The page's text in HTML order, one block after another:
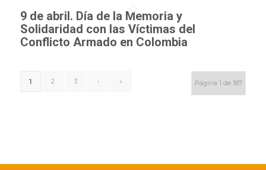
9 de abril. Día de la Memoria y
Solidaridad con las Víctimas del
Conflicto Armado en Colombia
Página 1 de 187
1 2 3 › »